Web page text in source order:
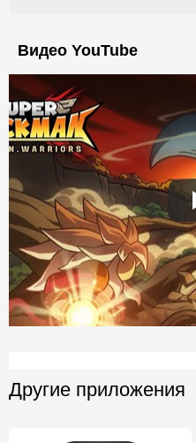
Видео YouTube
Другие приложения